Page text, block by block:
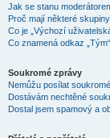
Jak se stanu
Proč mají některé
Co je „Výchozí
Co znamená odkaz
Soukromé zprávy
Nemůžu posílat
Dostávám nechtěné
Dostal jsem spamový a